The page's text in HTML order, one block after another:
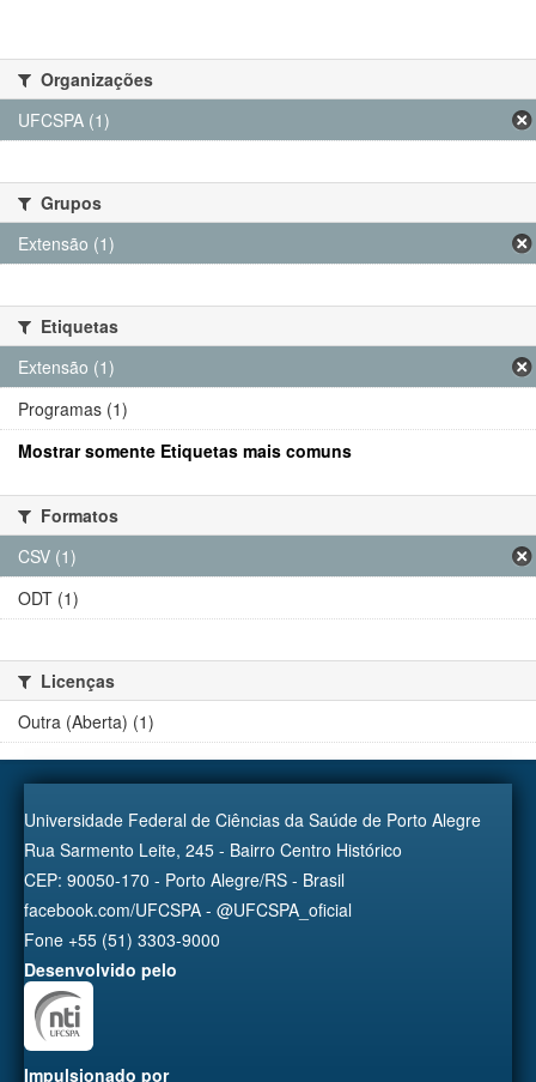
Organizações
UFCSPA (1)
Grupos
Extensão (1)
Etiquetas
Extensão (1)
Programas (1)
Mostrar somente Etiquetas mais comuns
Formatos
CSV (1)
ODT (1)
Licenças
Outra (Aberta) (1)
Universidade Federal de Ciências da Saúde de Porto Alegre
Rua Sarmento Leite, 245 - Bairro Centro Histórico
CEP: 90050-170 - Porto Alegre/RS - Brasil
facebook.com/UFCSPA - @UFCSPA_oficial
Fone +55 (51) 3303-9000
Desenvolvido pelo
Impulsionado por